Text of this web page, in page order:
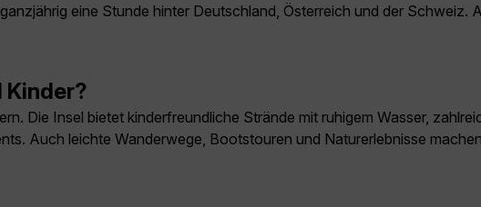
eine Stunde hinter Deutschland, Österreich und der Schweiz.
Kinder?
Die Insel bietet kinderfreundliche Strände mit ruhigem Wasser,
Auch leichte Wanderwege, Bootstouren und Naturerlebnisse